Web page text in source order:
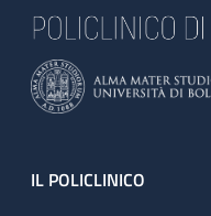
Footer
IL POLICLINICO